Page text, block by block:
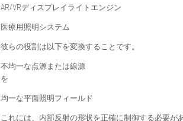
AR/VRディスプレイライトエンジン
医療用照明システム
彼らの役割は以下を変換することです。
不均一な点源または線源
を
均一な平面照明フィールド
これには、内部反射の形状を正確に制御する必要が